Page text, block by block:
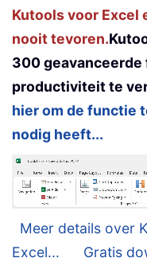
Kutools voor Excel
nooit tevoren.
300 geavanceerde
productiviteit te
hier om de functie
nodig heeft...
Meer details over
Excel...
Gratis